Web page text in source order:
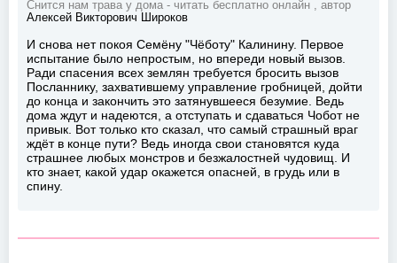
Снится нам трава у дома - читать бесплатно онлайн , автор
Алексей Викторович Широков
И снова нет покоя Семёну "Чёботу" Калинину. Первое
испытание было непростым, но впереди новый вызов.
Ради спасения всех землян требуется бросить вызов
Посланнику, захватившему управление гробницей, дойти
до конца и закончить это затянувшееся безумие. Ведь
дома ждут и надеются, а отступать и сдаваться Чобот не
привык. Вот только кто сказал, что самый страшный враг
ждёт в конце пути? Ведь иногда свои становятся куда
страшнее любых монстров и безжалостней чудовищ. И
кто знает, какой удар окажется опасней, в грудь или в
спину.